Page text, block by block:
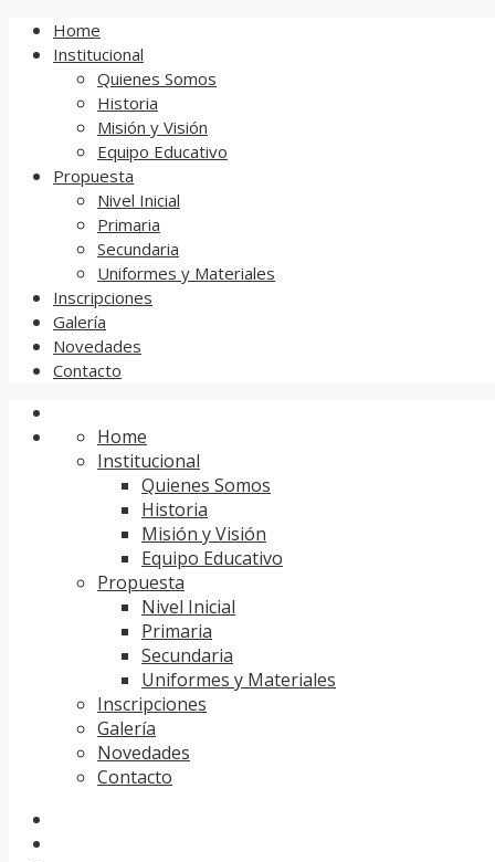
Home
Institucional
Quienes Somos
Historia
Misión y Visión
Equipo Educativo
Propuesta
Nivel Inicial
Primaria
Secundaria
Uniformes y Materiales
Inscripciones
Galería
Novedades
Contacto
Home
Institucional
Quienes Somos
Historia
Misión y Visión
Equipo Educativo
Propuesta
Nivel Inicial
Primaria
Secundaria
Uniformes y Materiales
Inscripciones
Galería
Novedades
Contacto